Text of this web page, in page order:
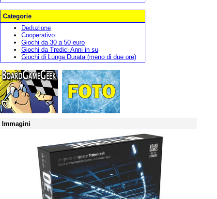
Categorie
Deduzione
Cooperativo
Giochi da 30 a 50 euro
Giochi da Tredici Anni in su
Giochi di Lunga Durata (meno di due ore)
Immagini